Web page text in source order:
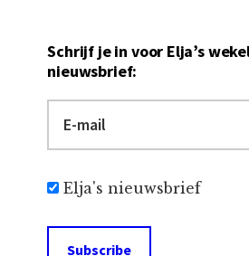
Schrijf je in voor Elja’s
nieuwsbrief:
Elja's nieuwsbrief